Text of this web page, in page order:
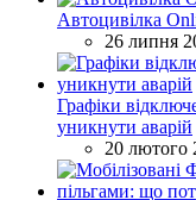
Автоцивілка
26 липня
Графіки
уникнути аварій
20 лютого